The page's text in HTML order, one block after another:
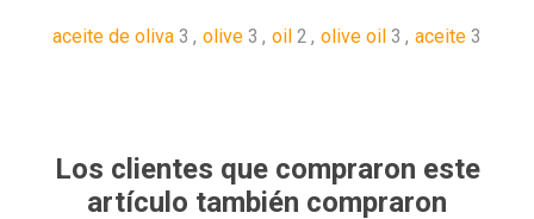
aceite de oliva 3 , olive 3 , oil 2 , olive oil 3 , aceite 3
Los clientes que compraron este
artículo también compraron